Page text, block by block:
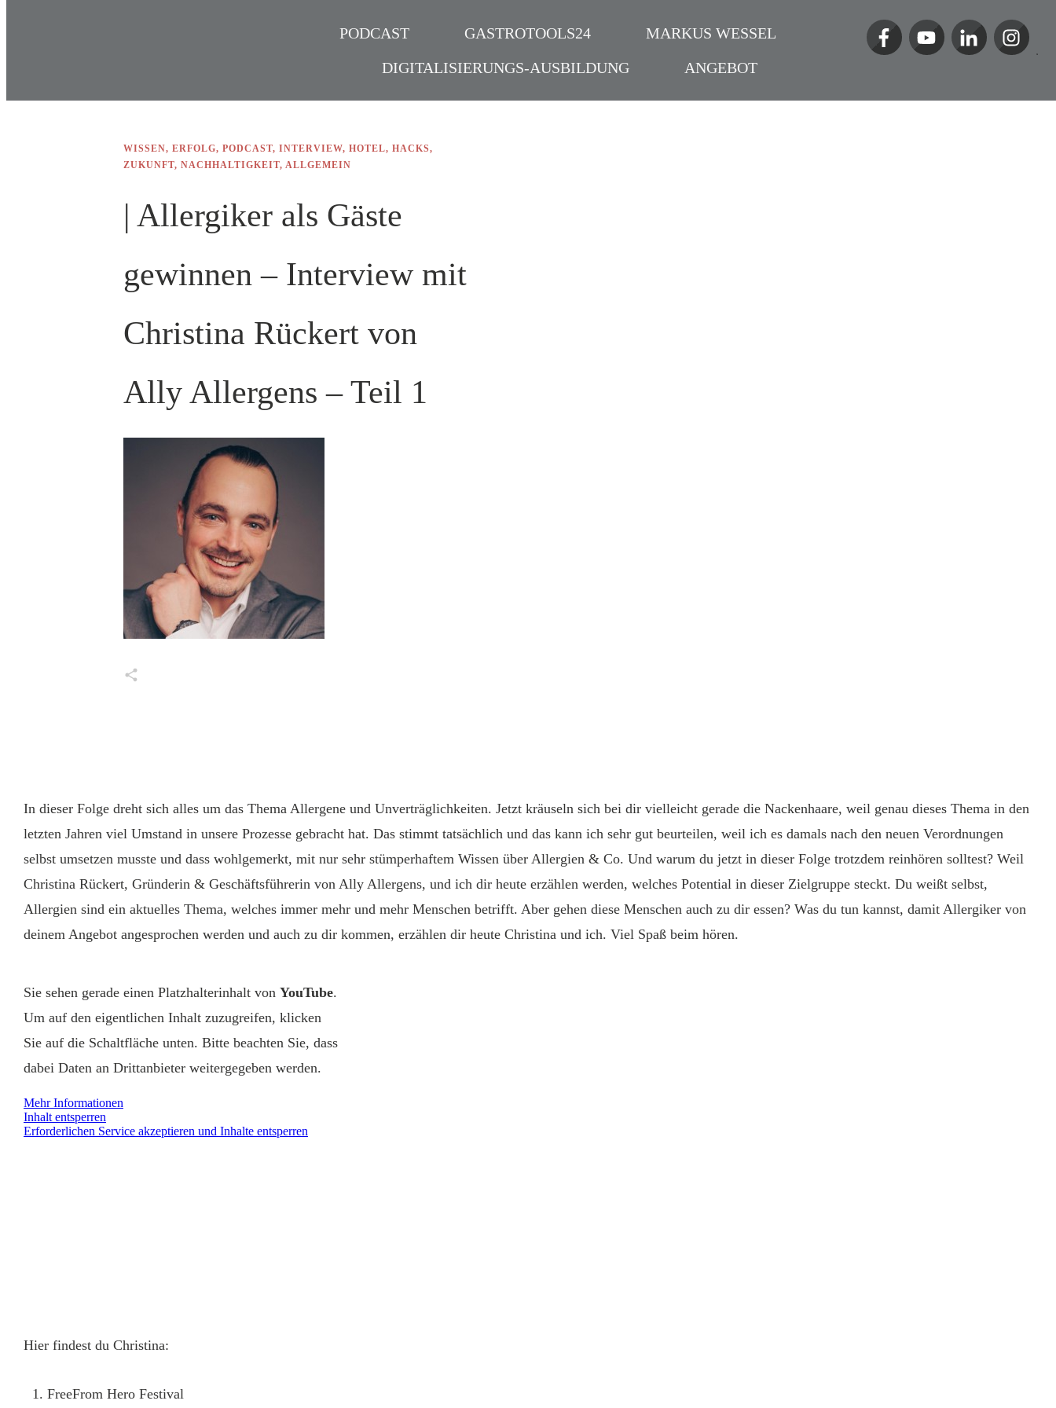
PODCAST GASTROTOOLS24
MARKUS WESSEL
DIGITALISIERUNGS-AUSBILDUNG
ANGEBOT
WISSEN, ERFOLG, PODCAST, INTERVIEW, HOTEL, HACKS,
ZUKUNFT, NACHHALTIGKEIT, ALLGEMEIN
| Allergiker als Gäste
gewinnen – Interview mit
Christina Rückert von
Ally Allergens – Teil 1
Markus Wessel
In dieser Folge dreht sich alles um das Thema Allergene und Unverträglichkeiten. Jetzt kräuseln sich bei dir vielleicht gerade die Nackenhaare, weil genau dieses Thema in den
letzten Jahren viel Umstand in unsere Prozesse gebracht hat. Das stimmt tatsächlich und das kann ich sehr gut beurteilen, weil ich es damals nach den neuen Verordnungen
selbst umsetzen musste und dass wohlgemerkt, mit nur sehr stümperhaftem Wissen über Allergien & Co. Und warum du jetzt in dieser Folge trotzdem reinhören solltest? Weil
Christina Rückert, Gründerin & Geschäftsführerin von Ally Allergens, und ich dir heute erzählen werden, welches Potential in dieser Zielgruppe steckt. Du weißt selbst,
Allergien sind ein aktuelles Thema, welches immer mehr und mehr Menschen betrifft. Aber gehen diese Menschen auch zu dir essen? Was du tun kannst, damit Allergiker von
deinem Angebot angesprochen werden und auch zu dir kommen, erzählen dir heute Christina und ich. Viel Spaß beim hören.
Sie sehen gerade einen Platzhalterinhalt von YouTube.
Um auf den eigentlichen Inhalt zuzugreifen, klicken
Sie auf die Schaltfläche unten. Bitte beachten Sie, dass
dabei Daten an Drittanbieter weitergegeben werden.
Mehr Informationen
Inhalt entsperren
Erforderlichen Service akzeptieren und Inhalte entsperren
Hier findest du Christina:
FreeFrom Hero Festival